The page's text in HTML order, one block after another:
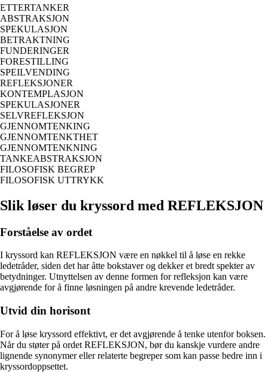
ETTERTANKER
ABSTRAKSJON
SPEKULASJON
BETRAKTNING
FUNDERINGER
FORESTILLING
SPEILVENDING
REFLEKSJONER
KONTEMPLASJON
SPEKULASJONER
SELVREFLEKSJON
GJENNOMTENKING
GJENNOMTENKTHET
GJENNOMTENKNING
TANKEABSTRAKSJON
FILOSOFISK BEGREP
FILOSOFISK UTTRYKK
Slik løser du kryssord med REFLEKSJON
Forståelse av ordet
I kryssord kan REFLEKSJON være en nøkkel til å løse en rekke
ledetråder, siden det har åtte bokstaver og dekker et bredt spekter av
betydninger. Utnyttelsen av denne formen for refleksjon kan være
avgjørende for å finne løsningen på andre krevende ledetråder.
Utvid din horisont
For å løse kryssord effektivt, er det avgjørende å tenke utenfor boksen.
Når du støter på ordet REFLEKSJON, bør du kanskje vurdere andre
lignende synonymer eller relaterte begreper som kan passe bedre inn i
kryssordoppsettet.